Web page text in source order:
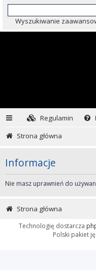
Wyszukiwanie
Regulamin
Strona główna
Informacje
Nie masz uprawnień do
Strona główna
Technologię dostarcza
Polski pakiet